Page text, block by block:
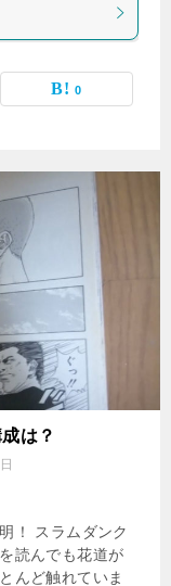
0
は？
！ スラムダンク
読んでも花道が
んど触れていま